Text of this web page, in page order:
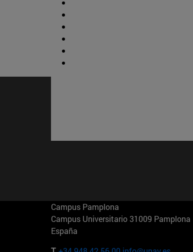
Campus Pamplona
Campus Universitario 31009 Pamplona
España